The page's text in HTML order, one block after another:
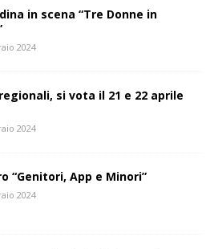
in scena “Tre Donne in
2024
si vota il 21 e 22 aprile
2024
“Genitori, App e Minori”
2024